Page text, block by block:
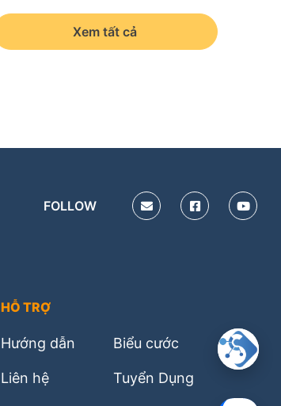
Xem tất cả
FOLLOW
HỖ TRỢ
Hướng dẫn Biểu cước
Liên hệ Tuyển Dụng